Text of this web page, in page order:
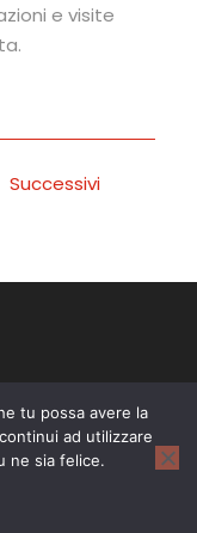
e visite
Successivi
Astesana.
tu possa avere la
ad utilizzare
ne sia felice.